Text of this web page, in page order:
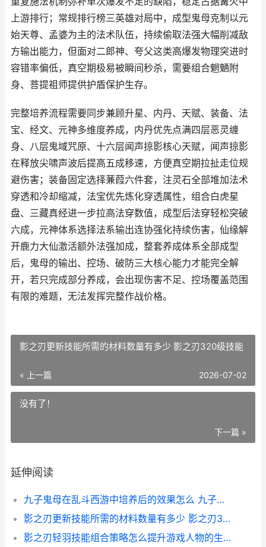
上游排行；常规排行榜三英雄对局中，成型鬼母克制以元
始天尊、孟婆为主的法术队伍，持续偷取法强大幅削减敌
方输出能力，但面对二郎神、夸父这类高爆发物理突进时
容错率偏低，真空期极易被瞬间秒杀，需要组合魍魉附
身、菩提祖师提供护盾保护生存。
完整培养流程需要同步兼顾升星、内丹、天赋、装备、法
宝、经文、元神多维度养成，内丹优先点满四层恶灵缠
身、八层鬼域咒原、十六层闻声掠影核心天赋，闻声掠影
在释放尖啸声波后提高五成移速，方便真空期拉扯走位规
避伤害；装备固定选择蒹葭六件套，注灵石全部堆加法术
穿透和冷却缩减，法宝优先炼化穿透属性，组合白虎星
盘、三藏真经进一步拉高法穿数值，成型后法穿轻松突破
六成，元神体系选择法系输出连协强化持续伤害，仙缘解
开鹿力大仙激活额外法强加成，整套养成体系全部成型
后，鬼母的输出、控场、破防三大核心能力才能完全解
开，若只完成部分养成，会出现伤害不足、控场覆盖范围
有限的难题，无法发挥完整作战价格。
影之刃更新技能所需的材料数量有多少 影之刃320级技能
« 上一篇 2026-07-02
没有了！
下一篇 »
延伸阅读
九子鬼母在乱斗西游中培养后的效果怎么 九子鬼母爆什么
影之刃更新技能所需的材料数量有多少 影之刃320级技能
影之刃轻羽技能组合策略怎么提升游戏人物的生存能力 影之刃1角色轻羽技能表